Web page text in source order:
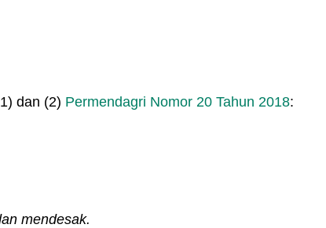
dan (2) Permendagri Nomor 20 Tahun 2018:
mendesak.